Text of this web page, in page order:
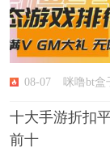
08-07 咪噜bt盒
十大手游折扣
前十